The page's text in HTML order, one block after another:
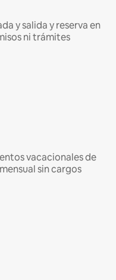
y salida y reserva en
ni trámites
vacacionales de
sin cargos